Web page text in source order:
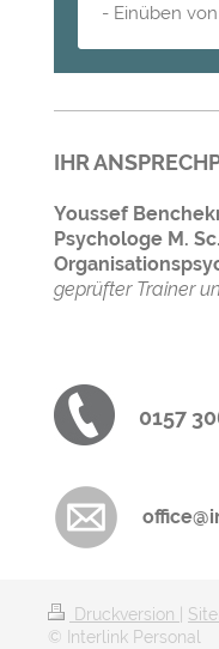
- Einüben
IHR
Youssef
Psychologe M.
geprüfter Trainer
0157
Druckversion
© Interlink Personal